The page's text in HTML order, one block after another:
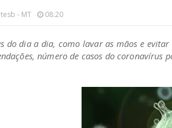
- MT 08:20
do dia a dia, como lavar as mãos e
número de casos do coronavírus